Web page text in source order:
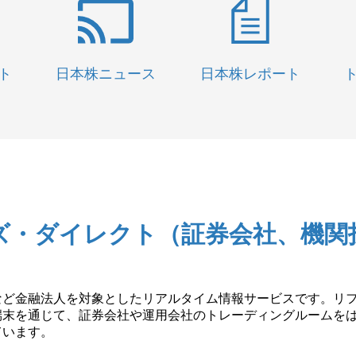
日本株ニュース 日本株レポート
・ダイレクト（証券会社、機関
金融法人を対象としたリアルタイム情報サービスです。リ
を通じて、証券会社や運用会社のトレーディングルームを
ます。